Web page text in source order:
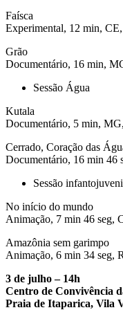
Faísca
Experimental, 12 min,
Grão
Documentário, 16 min,
Sessão Água
Kutala
Documentário, 5 min,
Cerrado, Coração das
Documentário, 16 min
Sessão
No início do mundo
Animação, 7 min 46 seg,
Amazônia sem garimpo
Animação, 6 min 34 seg,
3 de julho – 14h
Centro de Convivência
Praia de Itaparica, Vila